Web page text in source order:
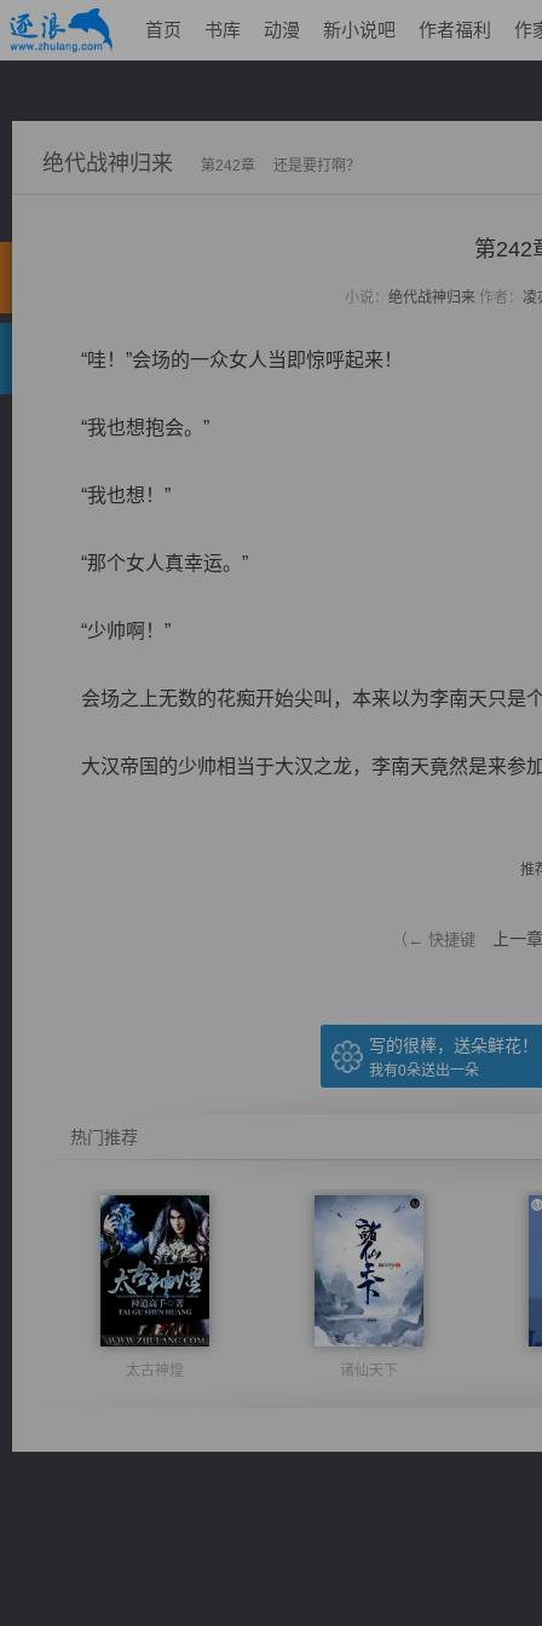
首页 书库 动漫 新小说吧 作者福利 作
绝代战神归来 第242章 还是要打啊？
第
小说： 绝代战神归来作者： 凌
“哇！”会场的一众女人当即惊呼起来！
“我也想抱会。”
“我也想！”
“那个女人真幸运。”
“少帅啊！”
会场之上无数的花痴开始尖叫，本来以为李南天只是
大汉帝国的少帅相当于大汉之龙，李南天竟然是来参
推
（← 快捷键 上一章
写的很棒，送朵鲜花！
我有0朵送出一朵
热门推荐
太古神煌 诸仙天下